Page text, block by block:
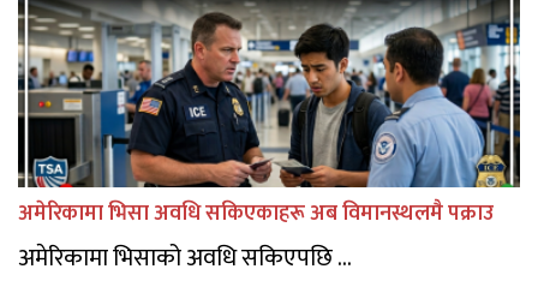
अमेरिकामा भिसा अवधि सकिएकाहरू अब विमानस्थलमै पक्राउ
अमेरिकामा भिसाको अवधि सकिएपछि ...